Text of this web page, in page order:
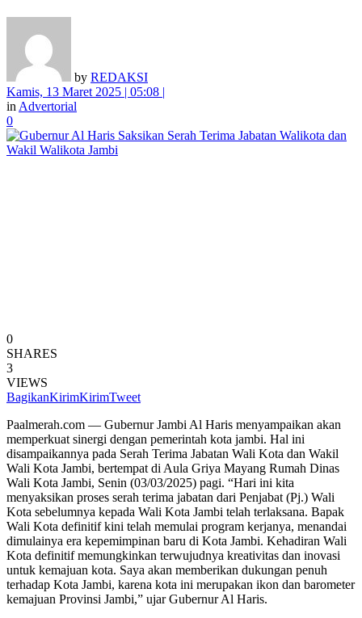
by REDAKSI
Kamis, 13 Maret 2025 | 05:08 |
in Advertorial
0
0
SHARES
3
VIEWS
BagikanKirimKirimTweet
Paalmerah.com — Gubernur Jambi Al Haris menyampaikan akan
memperkuat sinergi dengan pemerintah kota jambi. Hal ini
disampaikannya pada Serah Terima Jabatan Wali Kota dan Wakil
Wali Kota Jambi, bertempat di Aula Griya Mayang Rumah Dinas
Wali Kota Jambi, Senin (03/03/2025) pagi. “Hari ini kita
menyaksikan proses serah terima jabatan dari Penjabat (Pj.) Wali
Kota sebelumnya kepada Wali Kota Jambi telah terlaksana. Bapak
Wali Kota definitif kini telah memulai program kerjanya, menandai
dimulainya era kepemimpinan baru di Kota Jambi. Kehadiran Wali
Kota definitif memungkinkan terwujudnya kreativitas dan inovasi
untuk kemajuan kota. Saya akan memberikan dukungan penuh
terhadap Kota Jambi, karena kota ini merupakan ikon dan barometer
kemajuan Provinsi Jambi,” ujar Gubernur Al Haris.